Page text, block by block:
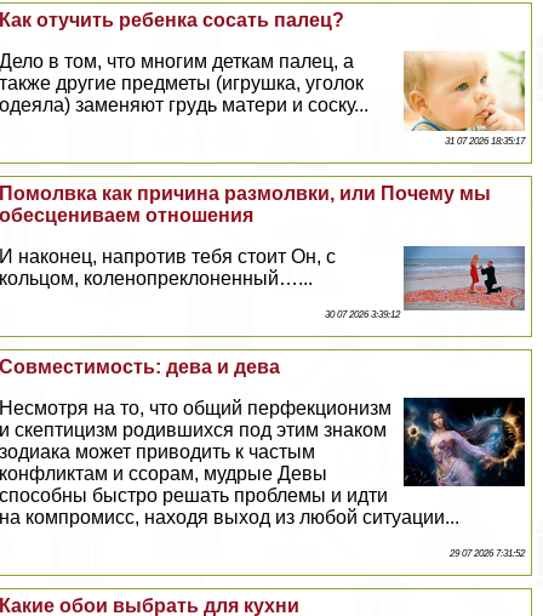
Как отучить ребенка сосать палец?
Дело в том, что многим деткам палец, а
также другие предметы (игрушка, уголок
одеяла) заменяют гpyдь матери и соску...
31 07 2026 18:35:17
Помолвка как причина размолвки, или Почему мы
обесцениваем отношения
И наконец, напротив тебя стоит Он, с
кольцом, коленопреклоненный…...
30 07 2026 3:39:12
Совместимость: дева и дева
Несмотря на то, что общий перфекционизм
и скептицизм родившихся под этим знаком
зодиака может приводить к частым
конфликтам и ссорам, мудрые Девы
способны быстро решать проблемы и идти
на компромисс, находя выход из любой ситуации...
29 07 2026 7:31:52
Какие обои выбрать для кухни